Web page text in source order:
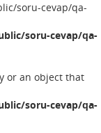
soru-cevap/qa-
soru-cevap/qa-
or an object that
soru-cevap/qa-